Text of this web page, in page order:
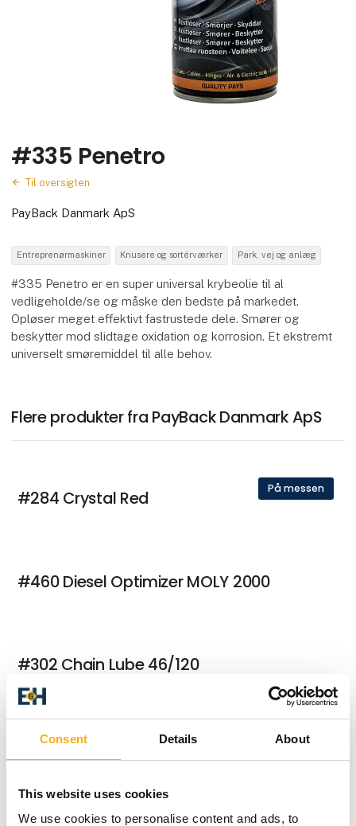
Consent Details About
This website uses cookies
We use cookies to personalise content and ads, to
#335 Penetro
Til oversigten
PayBack Danmark ApS
Entreprenørmaskiner Knusere og sortérværker Park, vej og anlæg
#335 Penetro er en super universal krybeolie til al
vedligeholde/se og måske den bedste på markedet.
Opløser meget effektivt fastrustede dele. Smører og
beskytter mod slidtage oxidation og korrosion. Et ekstremt
universelt smøremiddel til alle behov.
Flere produkter fra PayBack Danmark ApS
På messen
#284 Crystal Red
#460 Diesel Optimizer MOLY 2000
#302 Chain Lube 46/120
#397 Simplex Supreme